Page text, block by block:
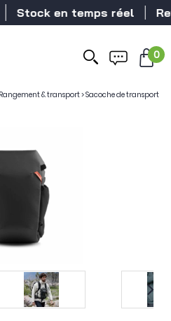
Stock en temps réel
0
Rangement & transport>Sacoche de transport